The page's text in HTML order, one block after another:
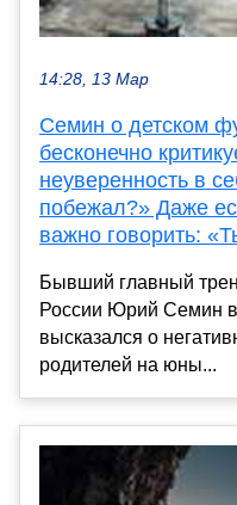
14:28, 13 Мар
Семин о детском
бесконечно
неуверенность в
побежал?» Даже
важно говорить:
Бывший главный
России Юрий Семин в
высказался о
родителей на юны...